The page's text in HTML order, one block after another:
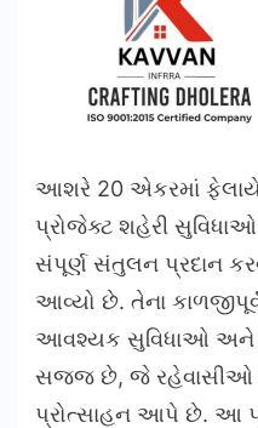
આશરે 20 એકરમાં
પ્રોજેક્ટ શહેરી
સંપૂર્ણ સંતુલન પ્રદાન
આવ્યો છે. તેના
આવશ્યક સુવિધાઓ અને
સજ્જ છે, જે રહેવાસીઓ
પ્રોત્સાહન આપે છે. આ